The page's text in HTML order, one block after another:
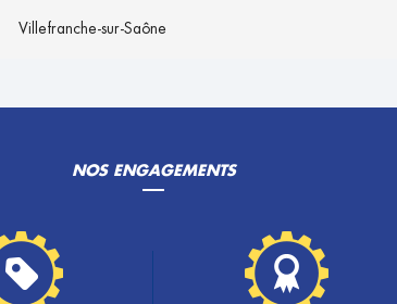
Villefranche-sur-Saône
NOS ENGAGEMENTS